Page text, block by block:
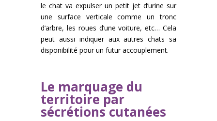
le chat va expulser un petit jet d’urine sur
une surface verticale comme un tronc
d’arbre, les roues d’une voiture, etc… Cela
peut aussi indiquer aux autres chats sa
disponibilité pour un futur accouplement.
Le marquage du
territoire par
sécrétions cutanées